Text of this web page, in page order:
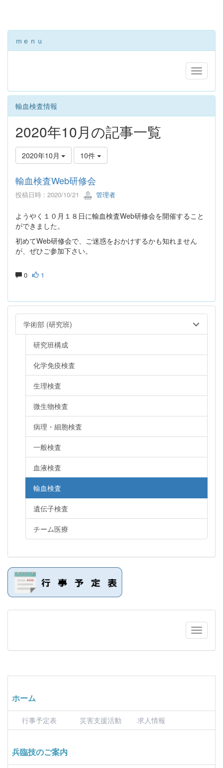
ｍｅｎｕ
輸血検査情報
2020年10月の記事一覧
2020年10月 10件
輸血検査Web研修会
投稿日時 : 2020/10/21 管理者
ようやく１０月１８日に輸血検査Web研修会を開催すること
ができました。
初めてWeb研修会で、ご迷惑をおかけするかも知れません
が、ぜひご参加下さい。
0 1
学術部 (研究班)
研究班構成
化学免疫検査
生理検査
微生物検査
病理・細胞検査
一般検査
血液検査
輸血検査
遺伝子検査
チーム医療
ホーム
行事予定表 災害支援活動 求人情報
兵臨技のご案内